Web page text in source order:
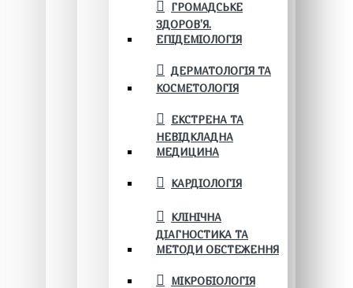
ГРОМАДСЬКЕ
ЗДОРОВ’Я.
ЕПІДЕМІОЛОГІЯ
ДЕРМАТОЛОГІЯ ТА
КОСМЕТОЛОГІЯ
ЕКСТРЕНА ТА
НЕВІДКЛАДНА
МЕДИЦИНА
КАРДІОЛОГІЯ
КЛІНІЧНА
ДІАГНОСТИКА ТА
МЕТОДИ ОБСТЕЖЕННЯ
МІКРОБІОЛОГІЯ